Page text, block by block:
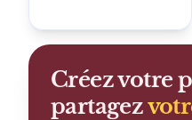
Créez votre
partagez